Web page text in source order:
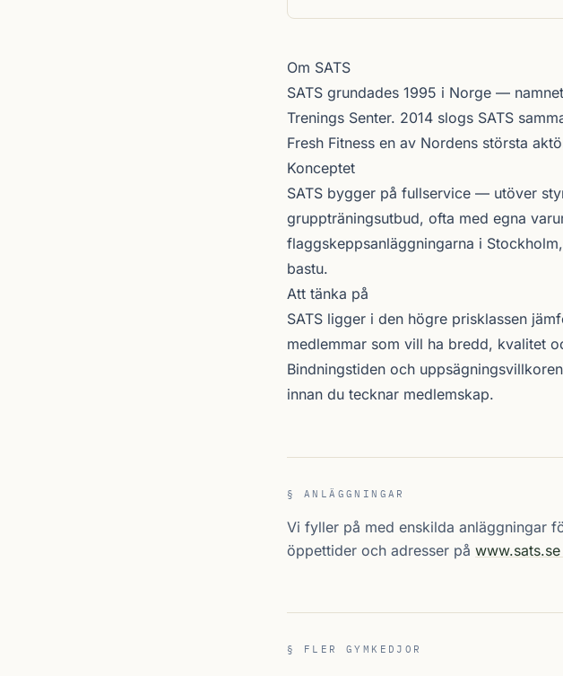
Om SATS
SATS grundades 1995 i Norge —
Trenings Senter. 2014 slogs SATS
Fresh Fitness en av Nordens största
Konceptet
SATS bygger på fullservice — utöver
gruppträningsutbud, ofta med egna
flaggskeppsanläggningarna i
bastu.
Att tänka på
SATS ligger i den högre prisklassen
medlemmar som vill ha bredd, kvalitet
Bindningstiden och
innan du tecknar medlemskap.
§ ANLÄGGNINGAR
Vi fyller på med enskilda anläggningar
öppettider och adresser på www.sats.se
§ FLER GYMKEDJOR